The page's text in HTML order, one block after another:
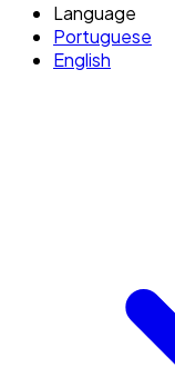
Language
Portuguese
English